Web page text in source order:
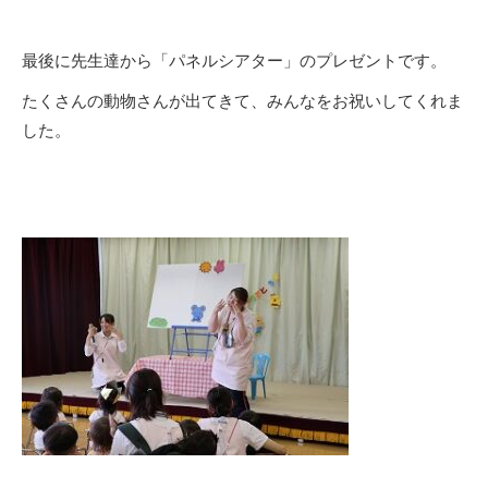
最後に先生達から「パネルシアター」のプレゼントです。
たくさんの動物さんが出てきて、みんなをお祝いしてくれま
した。